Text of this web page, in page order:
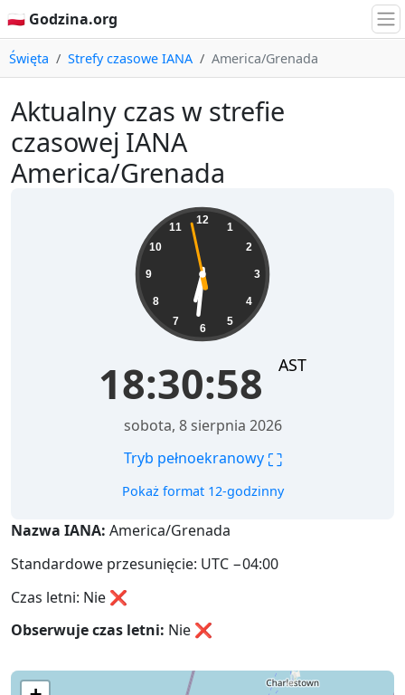
🇵🇱 Godzina.org
Święta Strefy czasowe IANA America/Grenada
Aktualny czas w strefie
czasowej IANA
America/Grenada
12
1
2
3
4
5
6
7
8
9
10
11
18:30:58 AST
sobota, 8 sierpnia 2026
Tryb pełnoekranowy ⛶
Pokaż format 12-godzinny
Nazwa IANA: America/Grenada
Standardowe przesunięcie: UTC −04:00
Czas letni: Nie ❌
Obserwuje czas letni: Nie ❌